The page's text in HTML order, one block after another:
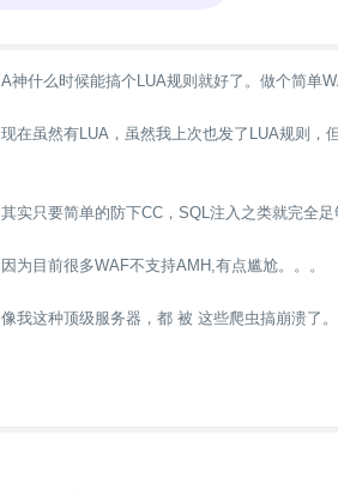
A神什么时候能搞个LUA规则就好了。做个简单
现在虽然有LUA，虽然我上次也发了LUA规则，
其实只要简单的防下CC，SQL注入之类就完全足
因为目前很多WAF不支持AMH,有点尴尬。。。
像我这种顶级服务器，都 被 这些爬虫搞崩溃了